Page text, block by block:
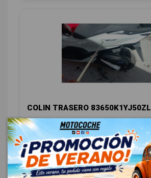
COLIN TRASERO 83650K1YJ50ZL
HONDA PCX PCX 125 (JK05)
28,00 € Sin IVA
33,88 € Con IVA